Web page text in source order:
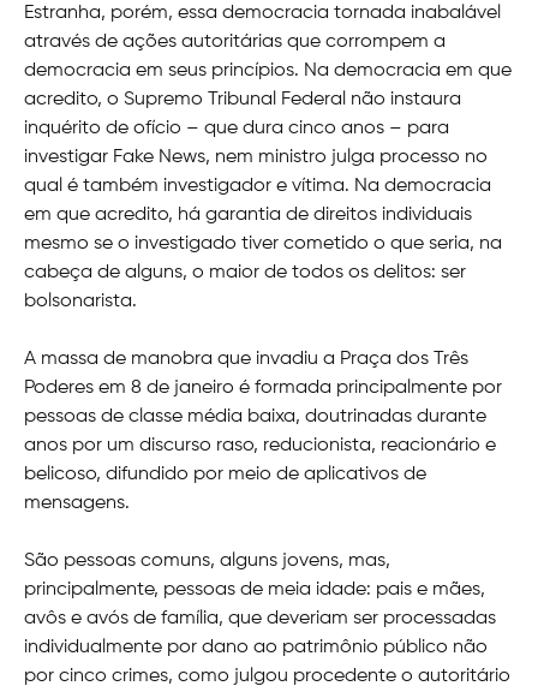
Estranha, porém, essa democracia tornada inabalável
através de ações autoritárias que corrompem a
democracia em seus princípios. Na democracia em que
acredito, o Supremo Tribunal Federal não instaura
inquérito de ofício – que dura cinco anos – para
investigar Fake News, nem ministro julga processo no
qual é também investigador e vítima. Na democracia
em que acredito, há garantia de direitos individuais
mesmo se o investigado tiver cometido o que seria, na
cabeça de alguns, o maior de todos os delitos: ser
bolsonarista.
A massa de manobra que invadiu a Praça dos Três
Poderes em 8 de janeiro é formada principalmente por
pessoas de classe média baixa, doutrinadas durante
anos por um discurso raso, reducionista, reacionário e
belicoso, difundido por meio de aplicativos de
mensagens.
São pessoas comuns, alguns jovens, mas,
principalmente, pessoas de meia idade: pais e mães,
avôs e avós de família, que deveriam ser processadas
individualmente por dano ao patrimônio público não
por cinco crimes, como julgou procedente o autoritário